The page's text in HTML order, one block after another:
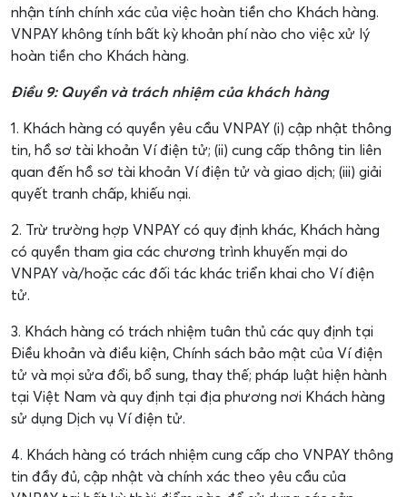
nhận tính chính xác của việc hoàn tiền cho Khách hàng.
VNPAY không tính bất kỳ khoản phí nào cho việc xử lý
hoàn tiền cho Khách hàng.
Điều 9: Quyền và trách nhiệm của khách hàng
1. Khách hàng có quyền yêu cầu VNPAY (i) cập nhật thông
tin, hồ sơ tài khoản Ví điện tử; (ii) cung cấp thông tin liên
quan đến hồ sơ tài khoản Ví điện tử và giao dịch; (iii) giải
quyết tranh chấp, khiếu nại.
2. Trừ trường hợp VNPAY có quy định khác, Khách hàng
có quyền tham gia các chương trình khuyến mại do
VNPAY và/hoặc các đối tác khác triển khai cho Ví điện
tử.
3. Khách hàng có trách nhiệm tuân thủ các quy định tại
Điều khoản và điều kiện, Chính sách bảo mật của Ví điện
tử và mọi sửa đổi, bổ sung, thay thế; pháp luật hiện hành
tại Việt Nam và quy định tại địa phương nơi Khách hàng
sử dụng Dịch vụ Ví điện tử.
4. Khách hàng có trách nhiệm cung cấp cho VNPAY thông
tin đầy đủ, cập nhật và chính xác theo yêu cầu của